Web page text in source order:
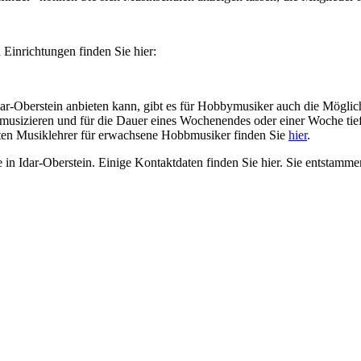
Einrichtungen finden Sie hier:
Oberstein anbieten kann, gibt es für Hobbymusiker auch die
und für die Dauer eines Wochenendes oder einer Woche
Musiklehrer für erwachsene Hobbmusiker finden Sie hier.
Idar-Oberstein. Einige Kontaktdaten finden Sie hier. Sie